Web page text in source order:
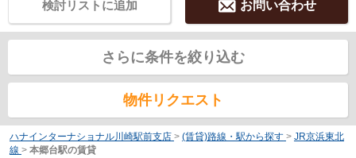
お問い合わせ
検討リストに追加
さらに条件を絞り込む
物件リクエスト
ハナインターナショナル川崎駅前支店 > (賃貸)路線・駅から探す > JR京浜東北
線 > 本郷台駅の賃貸